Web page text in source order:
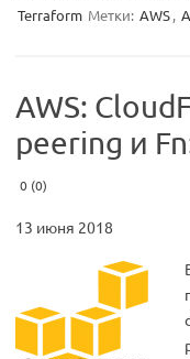
Terraform Метки: AWS,
AWS:
peering и
0 (0)
13 июня 2018